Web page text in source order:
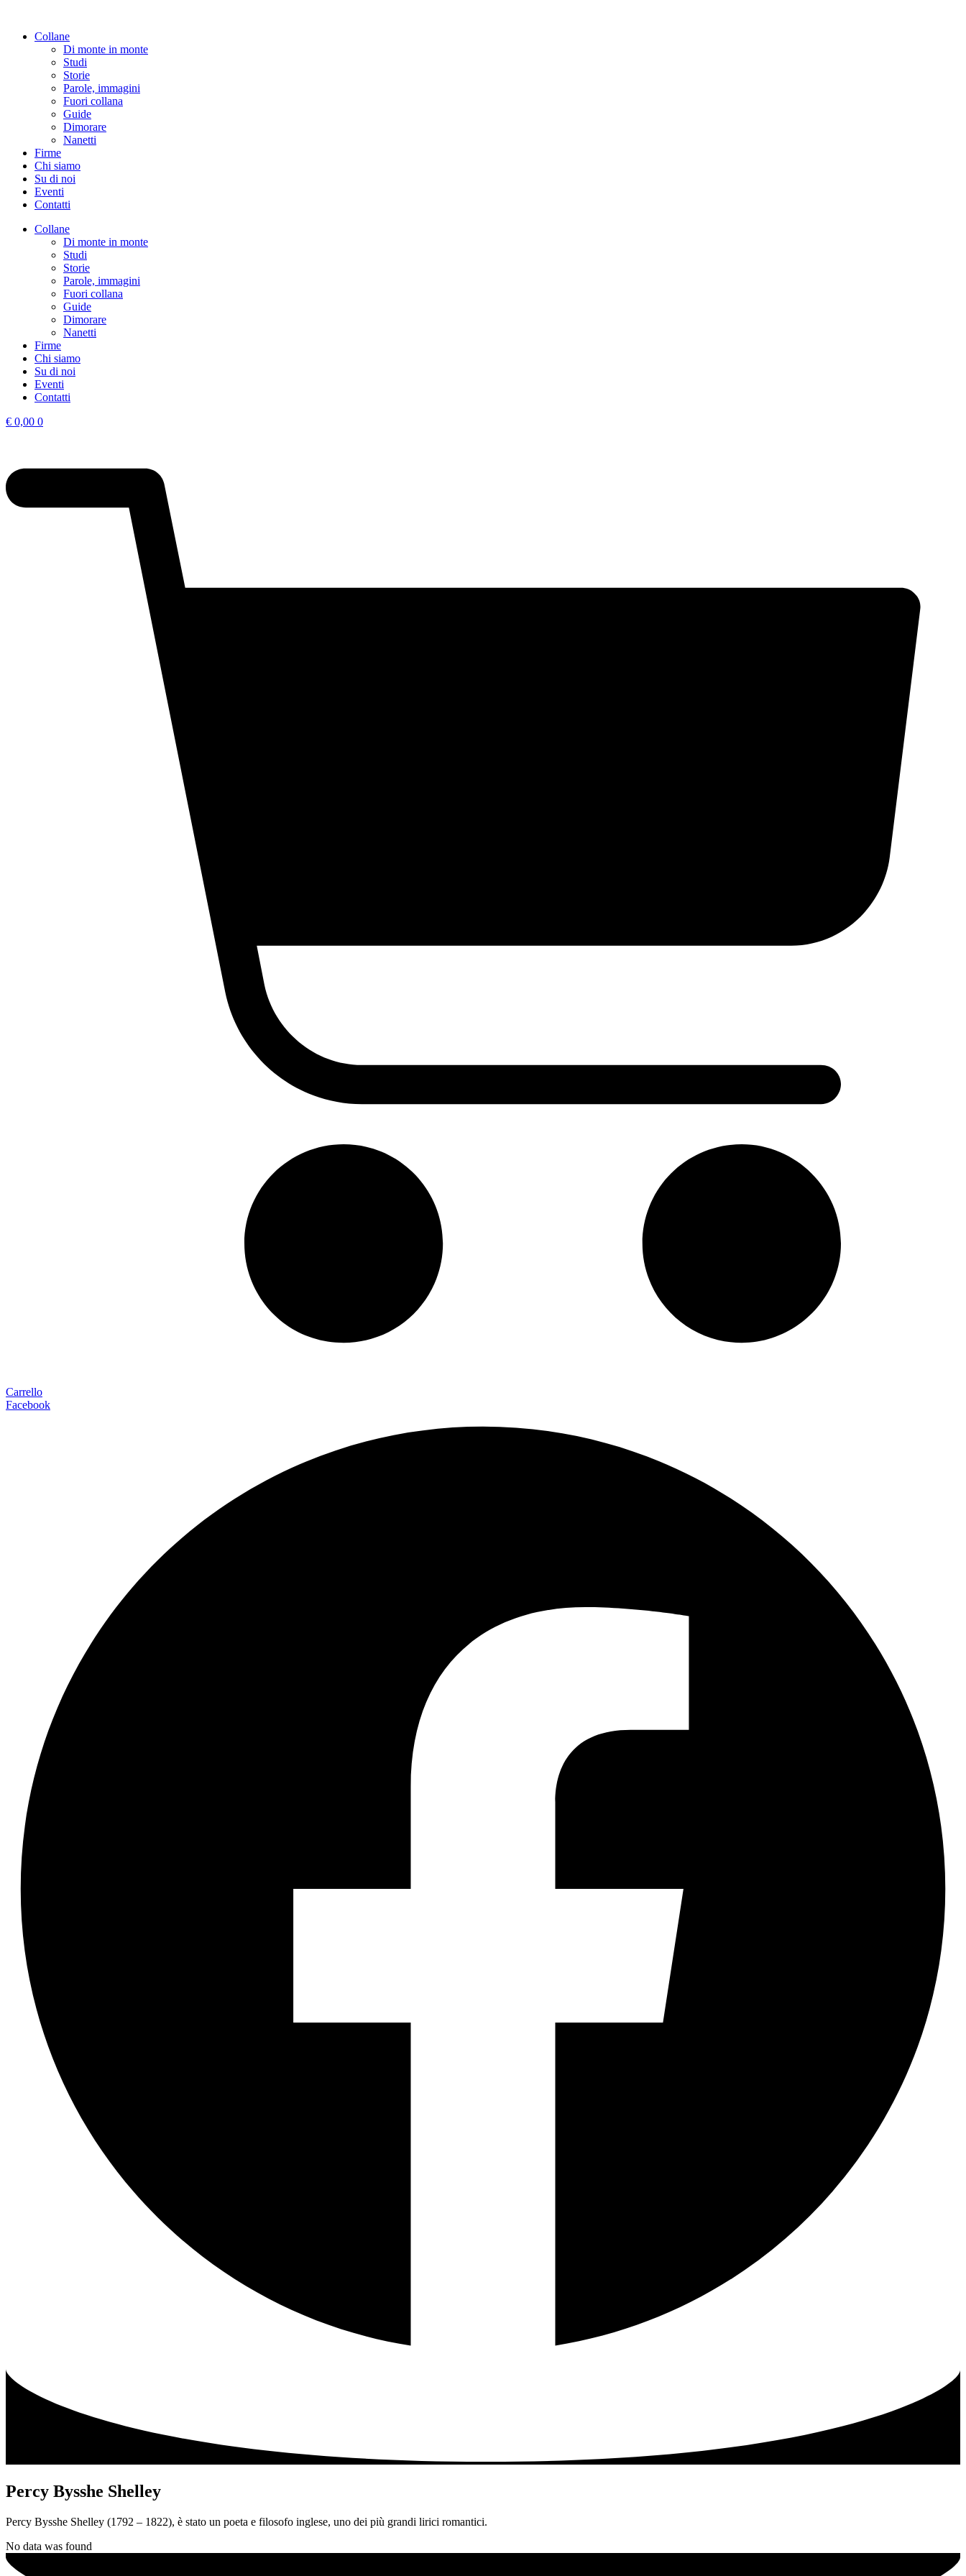
contenutoCollane
Di monte in monte
Studi
Storie
Parole, immagini
Fuori collana
Guide
Dimorare
Nanetti
Firme
Chi siamo
Su di noi
Eventi
Contatti
Collane
Di monte in monte
Studi
Storie
Parole, immagini
Fuori collana
Guide
Dimorare
Nanetti
Firme
Chi siamo
Su di noi
Eventi
Contatti
€ 0,00 0
Carrello
Facebook
Percy Bysshe Shelley
Percy Bysshe Shelley (1792 – 1822), è stato un poeta e filosofo inglese, uno dei più grandi lirici romantici.
No data was found